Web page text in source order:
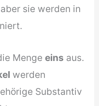
sie werden in
Mengeeins aus.
werden
Substantiv